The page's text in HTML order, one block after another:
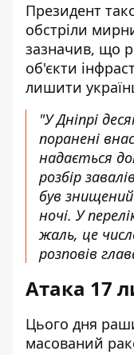
Президент
обстріли
зазначив, що
об'єкти
лишити
"У Дніпрі
поранені
надається
розбір
був знищений
ночі. У
жаль, це
розповів
Атака 17
Цього дня
масований